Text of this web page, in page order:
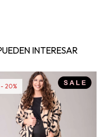
INTERESAR
20